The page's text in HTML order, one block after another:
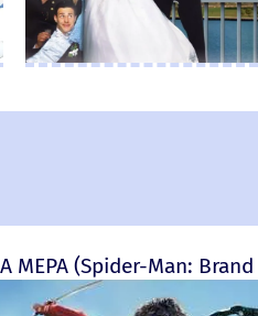
ΜΕΡΑ (Spider-Man: